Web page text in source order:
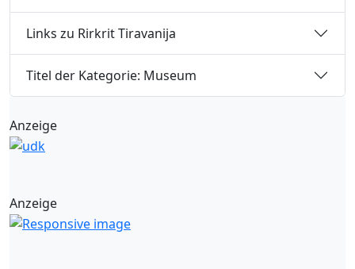
Links zu Rirkrit Tiravanija
Titel der Kategorie: Museum
Anzeige
Anzeige